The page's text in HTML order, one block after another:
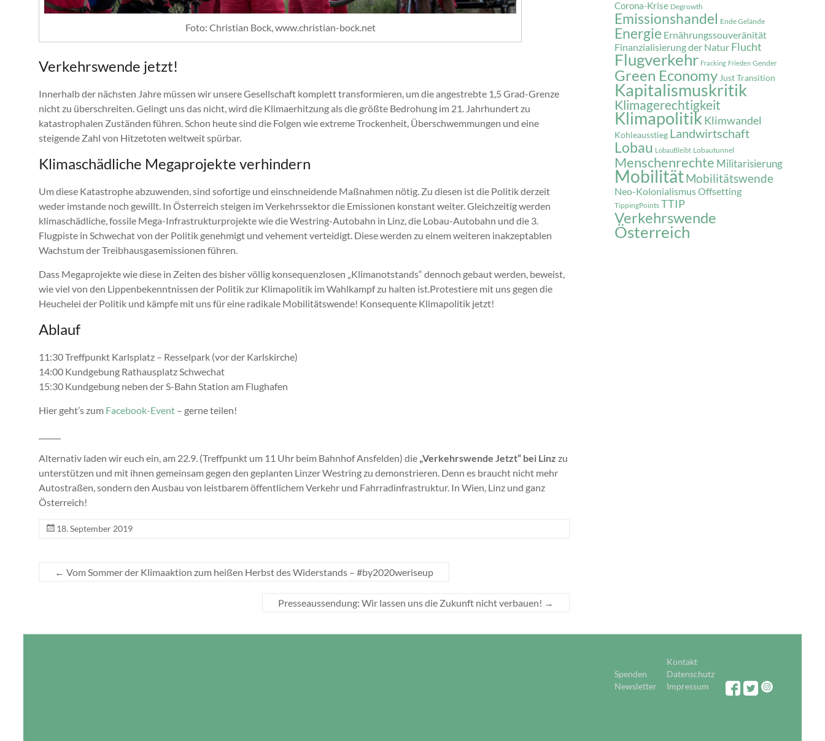
Foto: Christian Bock, www.christian-bock.net
Verkehrswende jetzt!
Innerhalb der nächsten Jahre müssen wir unsere Gesellschaft komplett transformieren, um die angestrebte 1,5 Grad-Grenze
nicht zu überschreiten. Gelingt uns das nicht, wird die Klimaerhitzung als die größte Bedrohung im 21. Jahrhundert zu
katastrophalen Zuständen führen. Schon heute sind die Folgen wie extreme Trockenheit, Überschwemmungen und eine
steigende Zahl von Hitzetoten weltweit spürbar.
Klimaschädliche Megaprojekte verhindern
Um diese Katastrophe abzuwenden, sind sofortige und einschneidende Maßnahmen nötig. Zu diesen ist die Politik derzeit
weder imstande noch gewillt. In Österreich steigen im Verkehrssektor die Emissionen konstant weiter. Gleichzeitig werden
klimaschädliche, fossile Mega-Infrastrukturprojekte wie die Westring-Autobahn in Linz, die Lobau-Autobahn und die 3.
Flugpiste in Schwechat von der Politik genehmigt und vehement verteidigt. Diese werden zu einem weiteren inakzeptablen
Wachstum der Treibhausgasemissionen führen.
Dass Megaprojekte wie diese in Zeiten des bisher völlig konsequenzlosen „Klimanotstands“ dennoch gebaut werden, beweist,
wie viel von den Lippenbekenntnissen der Politik zur Klimapolitik im Wahlkampf zu halten ist.Protestiere mit uns gegen die
Heuchelei der Politik und kämpfe mit uns für eine radikale Mobilitätswende! Konsequente Klimapolitik jetzt!
Ablauf
11:30 Treffpunkt Karlsplatz – Resselpark (vor der Karlskirche)
14:00 Kundgebung Rathausplatz Schwechat
15:30 Kundgebung neben der S-Bahn Station am Flughafen
Hier geht’s zum Facebook-Event – gerne teilen!
Alternativ laden wir euch ein, am 22.9. (Treffpunkt um 11 Uhr beim Bahnhof Ansfelden) die „Verkehrswende Jetzt“ bei Linz zu
unterstützen und mit ihnen gemeinsam gegen den geplanten Linzer Westring zu demonstrieren. Denn es braucht nicht mehr
Autostraßen, sondern den Ausbau von leistbarem öffentlichem Verkehr und Fahrradinfrastruktur. In Wien, Linz und ganz
Österreich!
18. September 2019
← Vom Sommer der Klimaaktion zum heißen Herbst des Widerstands – #by2020weriseup
Presseaussendung: Wir lassen uns die Zukunft nicht verbauen! →
Corona-Krise Degrowth
Emissionshandel Ende Gelände
Energie Ernährungssouveränität
Finanzialisierung der Natur Flucht
Flugverkehr Fracking Frieden Gender
Green EconomyJust Transition
Kapitalismuskritik
Klimagerechtigkeit
Klimapolitik Klimwandel
Kohleausstieg Landwirtschaft
Lobau LobauBleibt Lobautunnel
Menschenrechte Militarisierung
MobilitätMobilitätswende
Neo-KolonialismusOffsetting
TippingPoints TTIP
Verkehrswende
Österreich
Kontakt
Spenden
Datenschutz
Newsletter
Impressum